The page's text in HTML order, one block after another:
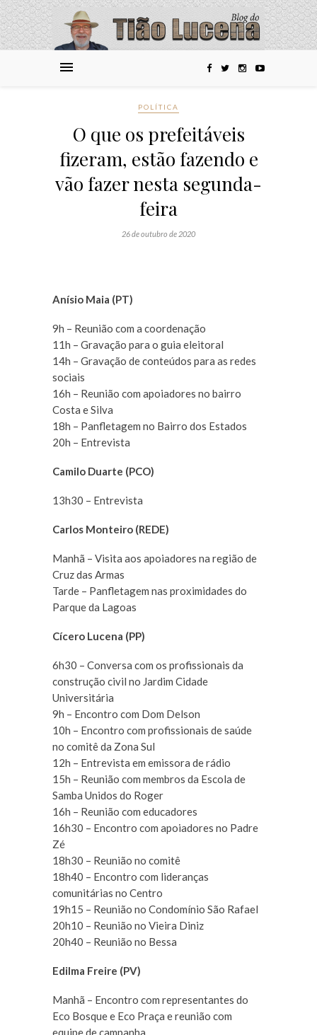
POLÍTICA
O que os prefeitáveis
fizeram, estão fazendo e
vão fazer nesta segunda-
feira
26 de outubro de 2020
Anísio Maia (PT)
9h – Reunião com a coordenação
11h – Gravação para o guia eleitoral
14h – Gravação de conteúdos para as redes
sociais
16h – Reunião com apoiadores no bairro
Costa e Silva
18h – Panfletagem no Bairro dos Estados
20h – Entrevista
Camilo Duarte (PCO)
13h30 – Entrevista
Carlos Monteiro (REDE)
Manhã – Visita aos apoiadores na região de
Cruz das Armas
Tarde – Panfletagem nas proximidades do
Parque da Lagoas
Cícero Lucena (PP)
6h30 – Conversa com os profissionais da
construção civil no Jardim Cidade
Universitária
9h – Encontro com Dom Delson
10h – Encontro com profissionais de saúde
no comitê da Zona Sul
12h – Entrevista em emissora de rádio
15h – Reunião com membros da Escola de
Samba Unidos do Roger
16h – Reunião com educadores
16h30 – Encontro com apoiadores no Padre
Zé
18h30 – Reunião no comitê
18h40 – Encontro com lideranças
comunitárias no Centro
19h15 – Reunião no Condomínio São Rafael
20h10 – Reunião no Vieira Diniz
20h40 – Reunião no Bessa
Edilma Freire (PV)
Manhã – Encontro com representantes do
Eco Bosque e Eco Praça e reunião com
equipe de campanha